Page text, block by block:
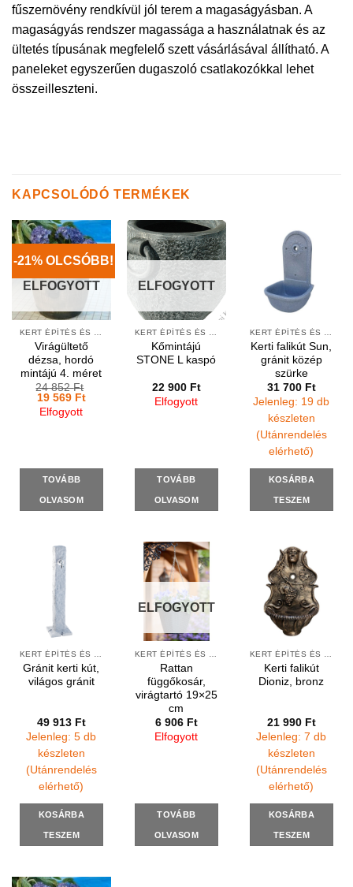
fűszernövény rendkívül jól terem a magaságyásban. A
magaságyás rendszer magassága a használatnak és az
ültetés típusának megfelelő szett vásárlásával állítható. A
paneleket egyszerűen dugaszoló csatlakozókkal lehet
összeilleszteni.
KAPCSOLÓDÓ TERMÉKEK
-21% OLCSÓBB!
ELFOGYOTT
Virágültető
dézsa, hordó
mintájú 4. méret
24 852Ft
Original
price
was:
19 569 FtCurrent
Elfogyott
TOVÁBB
OLVASOM
ELFOGYOTT
Kőmintájú
STONE L kaspó
22 900 Ft
Elfogyott
TOVÁBB
OLVASOM
Kerti falikút Sun,
gránit közép
szürke
31 700 Ft
Jelenleg: 19 db
készleten
(Utánrendelés
elérhető)
KOSÁRBA
TESZEM
Gránit kerti kút,
világos gránit
49 913 Ft
Jelenleg: 5 db
készleten
(Utánrendelés
elérhető)
KOSÁRBA
TESZEM
ELFOGYOTT
Rattan
függőkosár,
virágtartó 19×25
cm
6 906 Ft
Elfogyott
TOVÁBB
OLVASOM
Kerti falikút
Dioniz, bronz
21 990 Ft
Jelenleg: 7 db
készleten
(Utánrendelés
elérhető)
KOSÁRBA
TESZEM